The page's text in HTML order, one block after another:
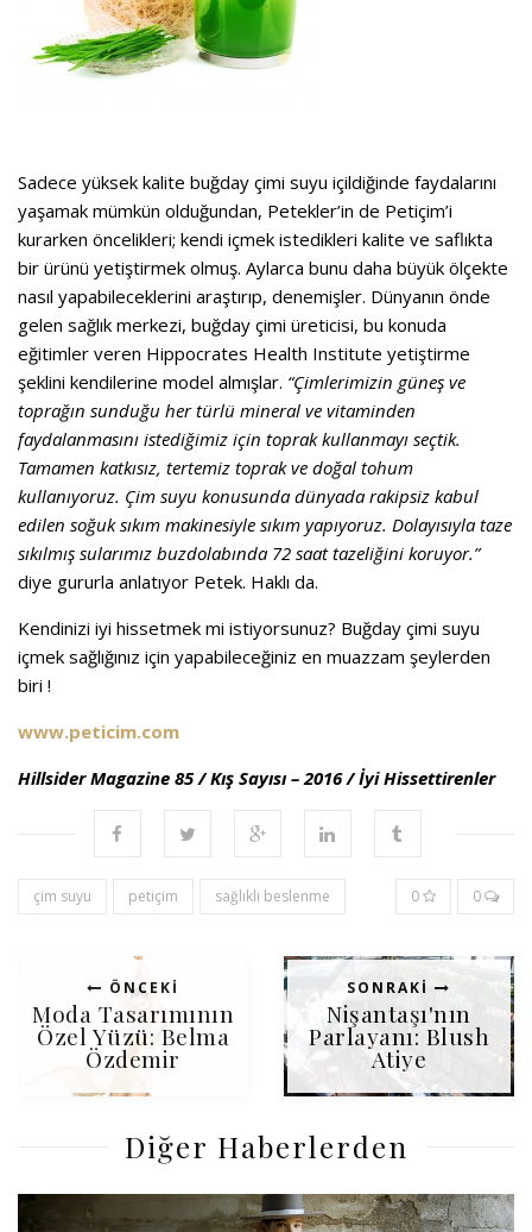
Sadece yüksek kalite buğday çimi suyu içildiğinde faydalarını
yaşamak mümkün olduğundan, Petekler’in de Petiçim’i
kurarken öncelikleri; kendi içmek istedikleri kalite ve saflıkta
bir ürünü yetiştirmek olmuş. Aylarca bunu daha büyük ölçekte
nasıl yapabileceklerini araştırıp, denemişler. Dünyanın önde
gelen sağlık merkezi, buğday çimi üreticisi, bu konuda
eğitimler veren Hippocrates Health Institute yetiştirme
şeklini kendilerine model almışlar. “Çimlerimizin güneş ve
toprağın sunduğu her türlü mineral ve vitaminden
faydalanmasını istediğimiz için toprak kullanmayı seçtik.
Tamamen katkısız, tertemiz toprak ve doğal tohum
kullanıyoruz. Çim suyu konusunda dünyada rakipsiz kabul
edilen soğuk sıkım makinesiyle sıkım yapıyoruz. Dolayısıyla taze
sıkılmış sularımız buzdolabında 72 saat tazeliğini koruyor.”
diye gururla anlatıyor Petek. Haklı da.
Kendinizi iyi hissetmek mi istiyorsunuz? Buğday çimi suyu
içmek sağlığınız için yapabileceğiniz en muazzam şeylerden
biri !
www.peticim.com
Hillsider Magazine 85 / Kış Sayısı – 2016 / İyi Hissettirenler
çim suyu petiçim sağlıklı beslenme 0 0
ÖNCEKI
Moda Tasarımının
Özel Yüzü: Belma
Özdemir
SONRAKI
Nişantaşı'nın
Parlayanı: Blush
Atiye
Diğer Haberlerden